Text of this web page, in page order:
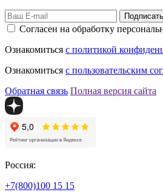
Согласен на обработку
Ознакомиться с политикой
Ознакомиться с пользовательским
Обратная связь Полная версия сайта
Россия:
+7(800)100 15 15